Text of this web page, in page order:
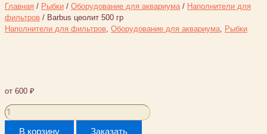
Главная / Рыбки / Оборудование для аквариума / Наполнители для
фильтров / Barbus цеолит 500 гр
Наполнители для фильтров Оборудование для аквариума Рыбки
от 600 ₽
Количество
товара
BarbusВ корзину Заказать